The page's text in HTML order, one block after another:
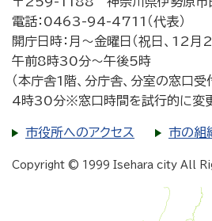
電話：0463-94-4711（代表）
開庁日時：月～金曜日（祝日、12
午前8時30分～午後5時
（本庁舎1階、分庁舎、分室の窓口
4時30分※窓口時間を試行的に変更
市役所へのアクセス 市の組
Copyright © 1999 Isehara city All